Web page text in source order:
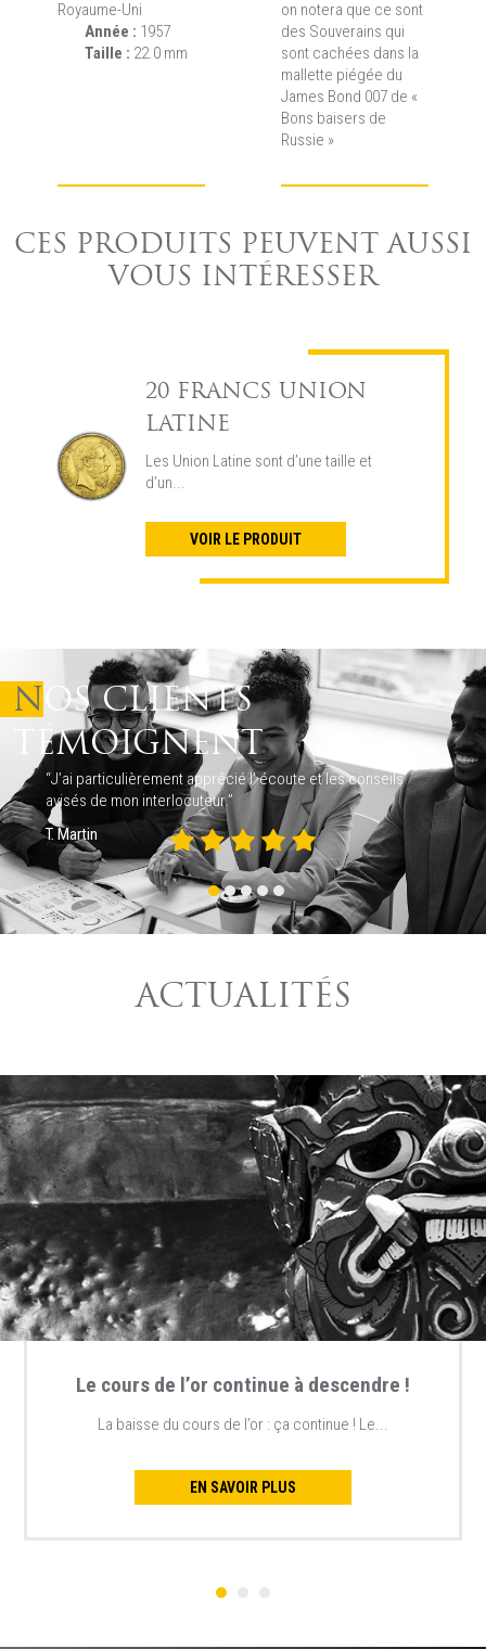
Royaume-Uni
Année : 1957
Taille : 22.0 mm
on notera que ce sont
des Souverains qui
sont cachées dans la
mallette piégée du
James Bond 007 de «
Bons baisers de
Russie »
CES PRODUITS PEUVENT AUSSI
VOUS INTÉRESSER
20 FRANCS UNION
LATINE
Les Union Latine sont d’une taille et
d’un...
VOIR LE PRODUIT
NOS CLIENTS
TÉMOIGNENT
“J’ai particulièrement apprécié l’ écoute et les conseils
avisés de mon interlocuteur.”
T. Martin
ACTUALITÉS
Le cours de l’or continue à descendre !
La baisse du cours de l’or : ça continue ! Le...
EN SAVOIR PLUS